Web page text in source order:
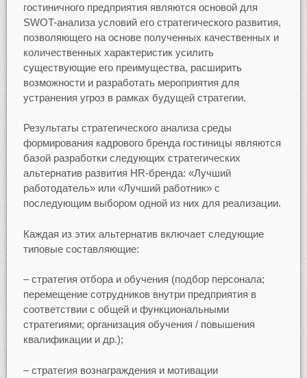
гостиничного предприятия являются основой для
SWOT-анализа условий его стратегического развития,
позволяющего на основе полученных качественных и
количественных характеристик усилить
существующие его преимущества, расширить
возможности и разработать мероприятия для
устранения угроз в рамках будущей стратегии.
Результаты стратегического анализа среды
формирования кадрового бренда гостиницы являются
базой разработки следующих стратегических
альтернатив развития HR-бренда: «Лучший
работодатель» или «Лучший работник» с
последующим выбором одной из них для реализации.
Каждая из этих альтернатив включает следующие
типовые составляющие:
– стратегия отбора и обучения (подбор персонала;
перемещение сотрудников внутри предприятия в
соответствии с общей и функциональными
стратегиями; организация обучения / повышения
квалификации и др.);
– стратегия вознаграждения и мотивации